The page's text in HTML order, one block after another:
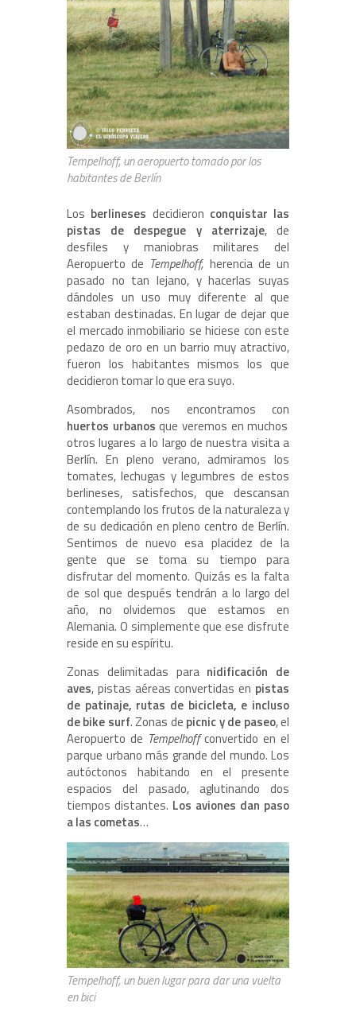
Tempelhoff, un aeropuerto tomado por los
habitantes de Berlín
Los berlineses decidieron conquistar las
pistas de despegue y aterrizaje, de
desfiles y maniobras militares del
Aeropuerto de Tempelhoff, herencia de un
pasado no tan lejano, y hacerlas suyas
dándoles un uso muy diferente al que
estaban destinadas. En lugar de dejar que
el mercado inmobiliario se hiciese con este
pedazo de oro en un barrio muy atractivo,
fueron los habitantes mismos los que
decidieron tomar lo que era suyo.
Asombrados, nos encontramos con
huertos urbanos que veremos en muchos
otros lugares a lo largo de nuestra visita a
Berlín. En pleno verano, admiramos los
tomates, lechugas y legumbres de estos
berlineses, satisfechos, que descansan
contemplando los frutos de la naturaleza y
de su dedicación en pleno centro de Berlín.
Sentimos de nuevo esa placidez de la
gente que se toma su tiempo para
disfrutar del momento. Quizás es la falta
de sol que después tendrán a lo largo del
año, no olvidemos que estamos en
Alemania. O simplemente que ese disfrute
reside en su espíritu.
Zonas delimitadas para nidificación de
aves, pistas aéreas convertidas en pistas
de patinaje, rutas de bicicleta, e incluso
de bike surf. Zonas de picnic y de paseo, el
Aeropuerto de Tempelhoffconvertido en el
parque urbano más grande del mundo. Los
autóctonos habitando en el presente
espacios del pasado, aglutinando dos
tiempos distantes. Los aviones dan paso
a las cometas…
Tempelhoff, un buen lugar para dar una vuelta
en bici